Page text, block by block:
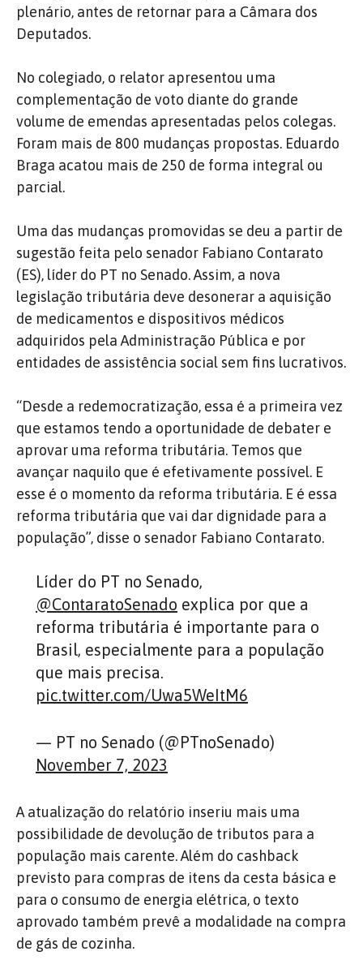
plenário, antes de retornar para a Câmara dos
Deputados.
No colegiado, o relator apresentou uma
complementação de voto diante do grande
volume de emendas apresentadas pelos colegas.
Foram mais de 800 mudanças propostas. Eduardo
Braga acatou mais de 250 de forma integral ou
parcial.
Uma das mudanças promovidas se deu a partir de
sugestão feita pelo senador Fabiano Contarato
(ES), líder do PT no Senado. Assim, a nova
legislação tributária deve desonerar a aquisição
de medicamentos e dispositivos médicos
adquiridos pela Administração Pública e por
entidades de assistência social sem fins lucrativos.
“Desde a redemocratização, essa é a primeira vez
que estamos tendo a oportunidade de debater e
aprovar uma reforma tributária. Temos que
avançar naquilo que é efetivamente possível. E
esse é o momento da reforma tributária. E é essa
reforma tributária que vai dar dignidade para a
população”, disse o senador Fabiano Contarato.
Líder do PT no Senado,
@ContaratoSenado explica por que a
reforma tributária é importante para o
Brasil, especialmente para a população
que mais precisa.
pic.twitter.com/Uwa5WeItM6
— PT no Senado (@PTnoSenado)
November 7, 2023
A atualização do relatório inseriu mais uma
possibilidade de devolução de tributos para a
população mais carente. Além do cashback
previsto para compras de itens da cesta básica e
para o consumo de energia elétrica, o texto
aprovado também prevê a modalidade na compra
de gás de cozinha.